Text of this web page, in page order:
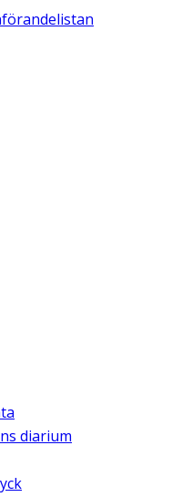
diarium